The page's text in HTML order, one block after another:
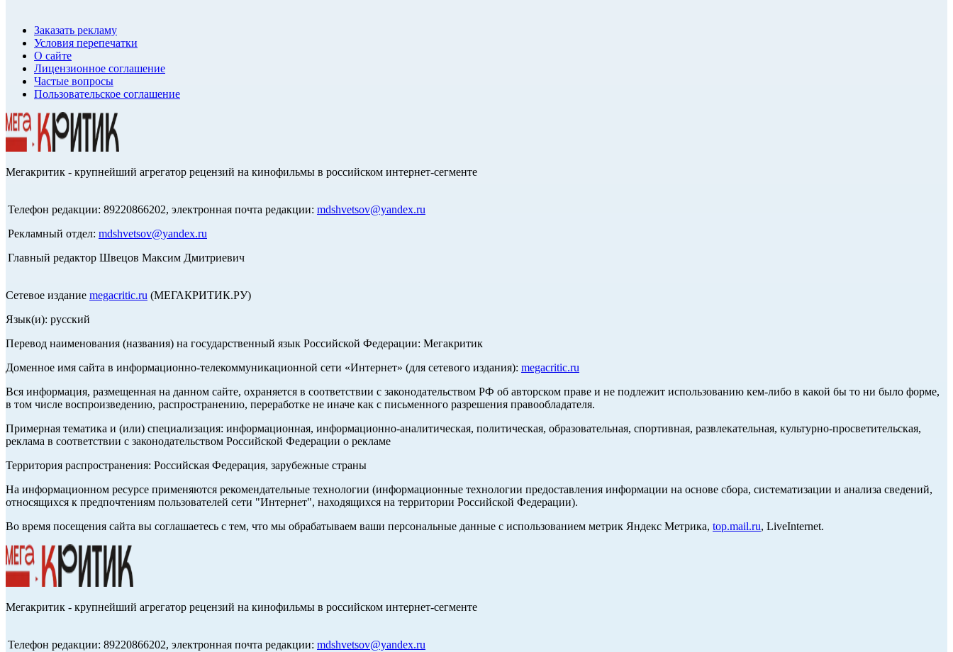
Заказать рекламу
Условия перепечатки
О сайте
Лицензионное соглашение
Частые вопросы
Пользовательское соглашение
Мегакритик - крупнейший агрегатор рецензий на кинофильмы в российском интернет-сегменте
Телефон редакции: 89220866202, электронная почта редакции: mdshvetsov@yandex.ru
Рекламный отдел: mdshvetsov@yandex.ru
Главный редактор Швецов Максим Дмитриевич
Сетевое издание megacritic.ru (МЕГАКРИТИК.РУ)
Язык(и): русский
Перевод наименования (названия) на государственный язык Российской Федерации: Мегакритик
Доменное имя сайта в информационно-телекоммуникационной сети «Интернет» (для сетевого издания): megacritic.ru
Вся информация, размещенная на данном сайте, охраняется в соответствии с законодательством РФ об авторском праве и не подлежит использованию кем-либо в какой бы то ни было форме,
в том числе воспроизведению, распространению, переработке не иначе как с письменного разрешения правообладателя.
Примерная тематика и (или) специализация: информационная, информационно-аналитическая, политическая, образовательная, спортивная, развлекательная, культурно-просветительская,
реклама в соответствии с законодательством Российской Федерации о рекламе
Территория распространения: Российская Федерация, зарубежные страны
На информационном ресурсе применяются рекомендательные технологии (информационные технологии предоставления информации на основе сбора, систематизации и анализа сведений,
относящихся к предпочтениям пользователей сети "Интернет", находящихся на территории Российской Федерации).
Во время посещения сайта вы соглашаетесь с тем, что мы обрабатываем ваши персональные данные с использованием метрик Яндекс Метрика, top.mail.ru, LiveInternet.
Мегакритик - крупнейший агрегатор рецензий на кинофильмы в российском интернет-сегменте
Телефон редакции: 89220866202, электронная почта редакции: mdshvetsov@yandex.ru